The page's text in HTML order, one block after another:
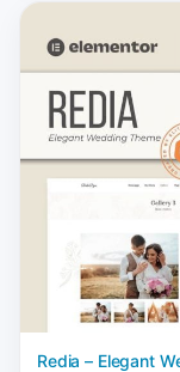
Redia – Elegant